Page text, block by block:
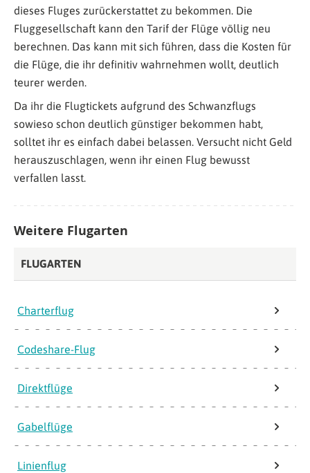
dieses Fluges zurückerstattet zu bekommen. Die
Fluggesellschaft kann den Tarif der Flüge völlig neu
berechnen. Das kann mit sich führen, dass die Kosten für
die Flüge, die ihr definitiv wahrnehmen wollt, deutlich
teurer werden.
Da ihr die Flugtickets aufgrund des Schwanzflugs
sowieso schon deutlich günstiger bekommen habt,
solltet ihr es einfach dabei belassen. Versucht nicht Geld
herauszuschlagen, wenn ihr einen Flug bewusst
verfallen lasst.
Weitere Flugarten
FLUGARTEN
Charterflug
Codeshare-Flug
Direktflüge
Gabelflüge
Linienflug